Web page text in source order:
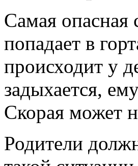
Самая опасная
попадает в
происходит у
задыхается,
Скорая может
Родители